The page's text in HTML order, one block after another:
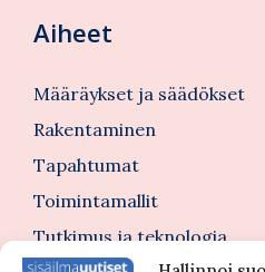
Aiheet
Määräykset ja säädökset
Rakentaminen
Tapahtumat
Toimintamallit
Tutkimus ja teknologia